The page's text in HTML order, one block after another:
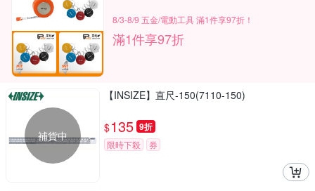
8/3-8/9 五金/電動工具 滿1件享97折！
滿1件享97折
補貨中
【INSIZE】直尺-150(7110-150)
$135 9折
限時下殺 券